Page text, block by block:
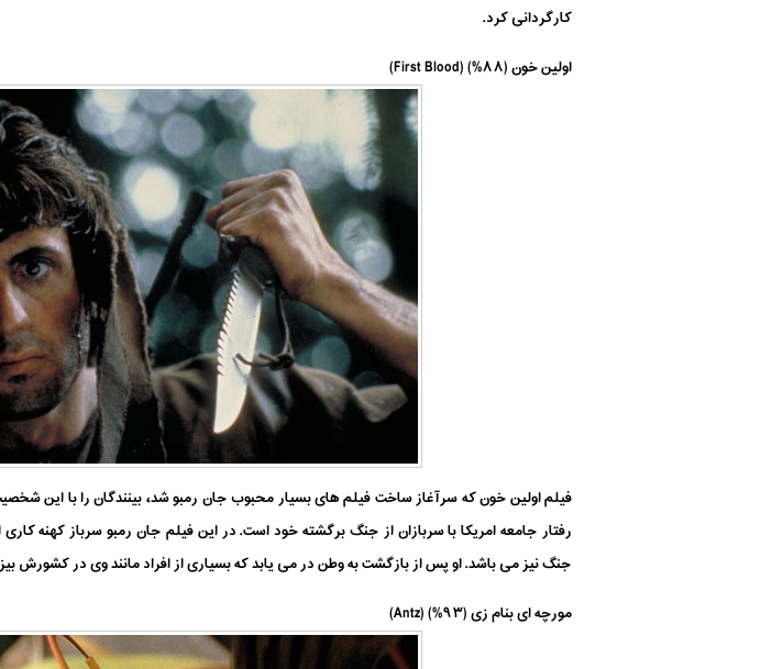
کارگردانی کرد.
اولین خون (۸۸%) (First Blood)
فیلم اولین خون که سرآغاز ساخت فیلم های بسیار محبوب جان رمبو شد، بینندگان را با این
رفتار جامعه امریکا با سربازان از جنگ برگشته خود است. در این فیلم جان رمبو سرباز کهنه
جنگ نیز می باشد. او پس از بازگشت به وطن در می یابد که بسیاری از افراد مانند وی در کشورش
مورچه ای بنام زی (۹۳%) (Antz)